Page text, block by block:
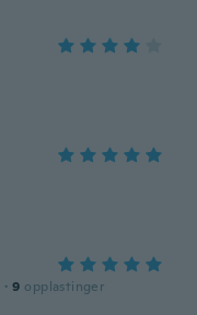
· 9 opplastinger